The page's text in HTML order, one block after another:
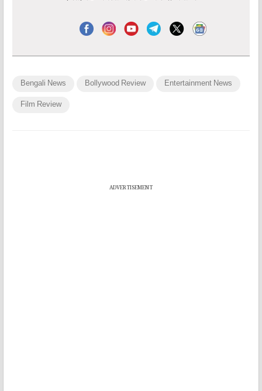
Bengali News Bollywood Review Entertainment News
Film Review
ADVERTISEMENT